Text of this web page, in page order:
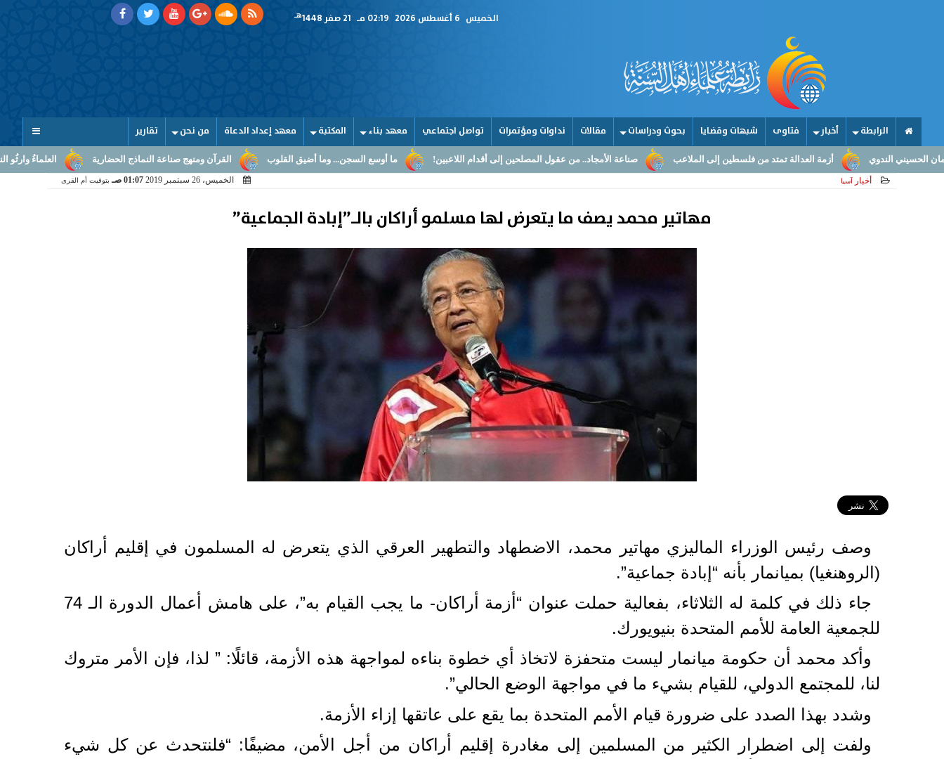
الخميس 02:19 مـ هـ
الرابطة أخبار فتاوى شبهات وقضايا بحوث ودراسات مقالات نداوات ومؤتمرات تواصل اجتماعي معهد بناء المكتبة معهد إعداد الدعاة من نحن تقارير
العلماءُ وارثُو النبوّة: من بلاغ الرسالة القرآن ومنهج صناعة النماذج الحضارية ما أوسع السجن... وما أضيق القلوب صناعة الأمجاد.. من عقول المصلحين إلى أقدام اللاعبين! أزمة العدالة تمتد من فلسطين إلى الملاعب
أخبار آسيا الخميس، 26 سبتمبر 2019 01:07 صـ بتوقيت أم القرى
مهاتير محمد يصف ما يتعرض لها مسلمو أراكان بالـ”إبادة الجماعية”
وصف رئيس الوزراء الماليزي مهاتير محمد، الاضطهاد والتطهير العرقي الذي يتعرض له المسلمون في إقليم أراكان
(الروهنغيا) بميانمار بأنه “إبادة جماعية”.
جاء ذلك في كلمة له الثلاثاء، بفعالية حملت عنوان “أزمة أراكان- ما يجب القيام به”، على هامش أعمال الدورة الـ 74
للجمعية العامة للأمم المتحدة بنيويورك.
وأكد محمد أن حكومة ميانمار ليست متحفزة لاتخاذ أي خطوة بناءه لمواجهة هذه الأزمة، قائلًا: ” لذا، فإن الأمر متروك
لنا، للمجتمع الدولي، للقيام بشيء ما في مواجهة الوضع الحالي”.
وشدد بهذا الصدد على ضرورة قيام الأمم المتحدة بما يقع على عاتقها إزاء الأزمة.
ولفت إلى اضطرار الكثير من المسلمين إلى مغادرة إقليم أراكان من أجل الأمن، مضيفًا: “فلنتحدث عن كل شيء